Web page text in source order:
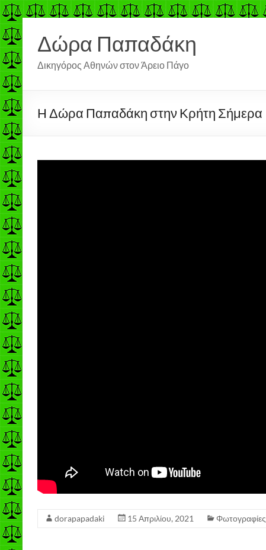
περιεχόμενο
Δώρα Παπαδάκη
Δικηγόρος Αθηνών στον Άρειο Πάγο
Η Δώρα Παπαδάκη στην Κρήτη Σήμερα
dorapapadaki 15 Απριλίου, 2021 Φωτογραφίες